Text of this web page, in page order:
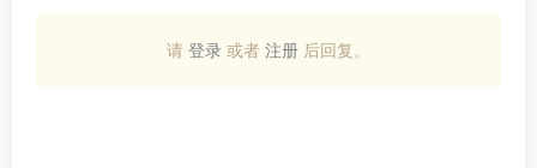
请 登录 或者 注册 后回复。